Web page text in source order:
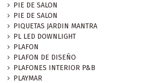
PIE DE SALON
PIE DE SALON
PIQUETAS JARDIN MANTRA
PL LED DOWNLIGHT
PLAFON
PLAFON DE DISEÑO
PLAFONES INTERIOR P&B
PLAYMAR